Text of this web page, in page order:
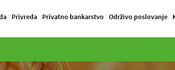
Privreda Privatno bankarstvo Održivo poslovanje